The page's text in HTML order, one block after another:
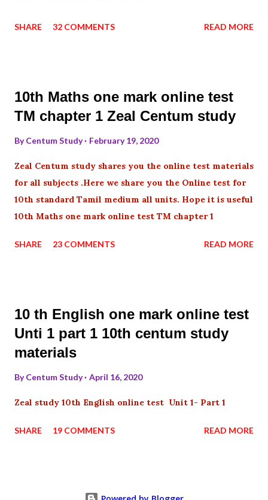
SHARE 32 COMMENTS READ MORE
10th Maths one mark online test
TM chapter 1 Zeal Centum study
ByCentum Study February 19, 2020
Zeal Centum study shares you the online test materials
for all subjects .Here we share you the Online test for
10th standard Tamil medium all units. Hope it is useful
10th Maths one mark online test TM chapter 1
SHARE 23 COMMENTS READ MORE
10 th English one mark online test
Unti 1 part 1 10th centum study
materials
ByCentum Study April 16, 2020
Zeal study 10th English online test Unit 1- Part 1
SHARE 19 COMMENTS READ MORE